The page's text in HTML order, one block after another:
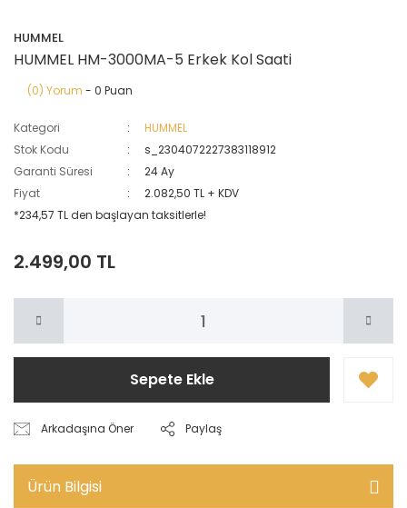
HUMMEL
HUMMEL HM-3000MA-5 Erkek Kol Saati
(0) Yorum - 0 Puan
Kategori
HUMMEL
Stok Kodu
s_2304072227383118912
Garanti Süresi
24 Ay
Fiyat
2.082,50 TL + KDV
*234,57 TL den başlayan taksitlerle!
2.499,00 TL
Sepete Ekle
Arkadaşına Öner Paylaş
Ürün Bilgisi